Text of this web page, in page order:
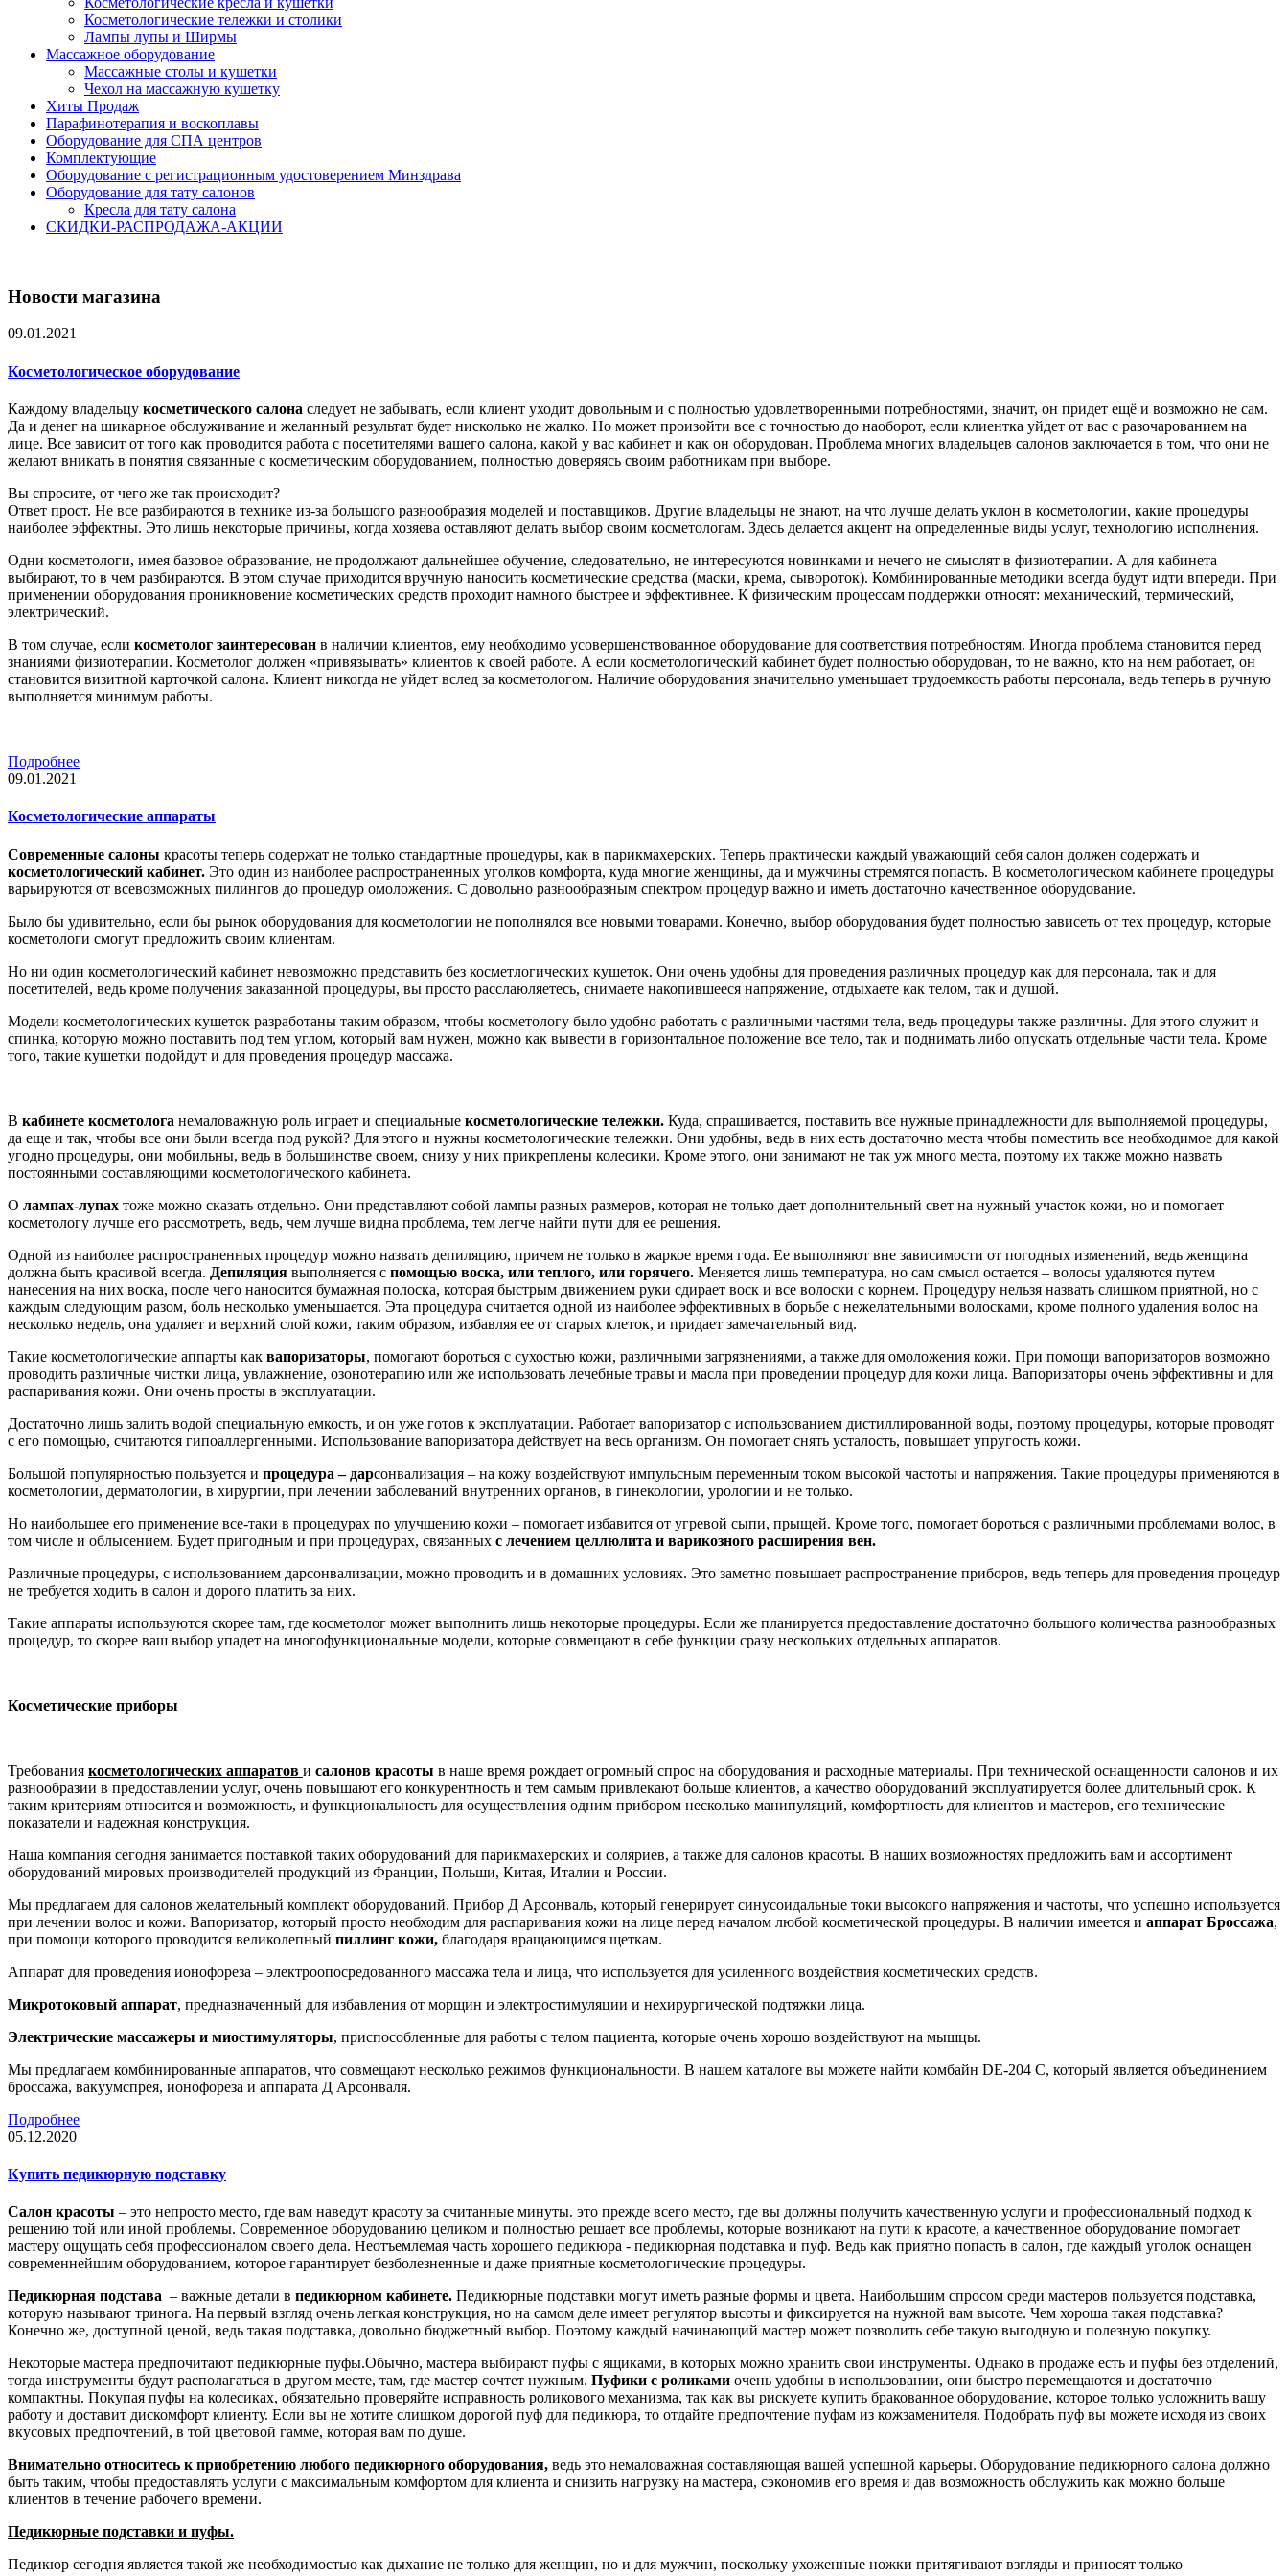
Косметологические тележки и столики
Лампы лупы и Ширмы
Массажное оборудование
Массажные столы и кушетки
Чехол на массажную кушетку
Хиты Продаж
Парафинотерапия и воскоплавы
Оборудование для СПА центров
Комплектующие
Оборудование с регистрационным удостоверением Минздрава
Оборудование для тату салонов
Кресла для тату салона
СКИДКИ-РАСПРОДАЖА-АКЦИИ
Новости магазина
09.01.2021
Косметологическое оборудование
Каждому владельцу косметического салона следует не забывать, если клиент уходит довольным и с полностью удовлетворенными потребностями, значит, он придет ещё и возможно не сам.
Да и денег на шикарное обслуживание и желанный результат будет нисколько не жалко. Но может произойти все с точностью до наоборот, если клиентка уйдет от вас с разочарованием на
лице. Все зависит от того как проводится работа с посетителями вашего салона, какой у вас кабинет и как он оборудован. Проблема многих владельцев салонов заключается в том, что они не
желают вникать в понятия связанные с косметическим оборудованием, полностью доверяясь своим работникам при выборе.
Вы спросите, от чего же так происходит?
Ответ прост. Не все разбираются в технике из-за большого разнообразия моделей и поставщиков. Другие владельцы не знают, на что лучше делать уклон в косметологии, какие процедуры
наиболее эффектны. Это лишь некоторые причины, когда хозяева оставляют делать выбор своим косметологам. Здесь делается акцент на определенные виды услуг, технологию исполнения.
Одни косметологи, имея базовое образование, не продолжают дальнейшее обучение, следовательно, не интересуются новинками и нечего не смыслят в физиотерапии. А для кабинета
выбирают, то в чем разбираются. В этом случае приходится вручную наносить косметические средства (маски, крема, сывороток). Комбинированные методики всегда будут идти впереди. При
применении оборудования проникновение косметических средств проходит намного быстрее и эффективнее. К физическим процессам поддержки относят: механический, термический,
электрический.
В том случае, если косметолог заинтересован в наличии клиентов, ему необходимо усовершенствованное оборудование для соответствия потребностям. Иногда проблема становится перед
знаниями физиотерапии. Косметолог должен «привязывать» клиентов к своей работе. А если косметологический кабинет будет полностью оборудован, то не важно, кто на нем работает, он
становится визитной карточкой салона. Клиент никогда не уйдет вслед за косметологом. Наличие оборудования значительно уменьшает трудоемкость работы персонала, ведь теперь в ручную
выполняется минимум работы.
Подробнее
09.01.2021
Косметологические аппараты
Современные салоны красоты теперь содержат не только стандартные процедуры, как в парикмахерских. Теперь практически каждый уважающий себя салон должен содержать и
косметологический кабинет. Это один из наиболее распространенных уголков комфорта, куда многие женщины, да и мужчины стремятся попасть. В косметологическом кабинете процедуры
варьируются от всевозможных пилингов до процедур омоложения. С довольно разнообразным спектром процедур важно и иметь достаточно качественное оборудование.
Было бы удивительно, если бы рынок оборудования для косметологии не пополнялся все новыми товарами. Конечно, выбор оборудования будет полностью зависеть от тех процедур, которые
косметологи смогут предложить своим клиентам.
Но ни один косметологический кабинет невозможно представить без косметлогических кушеток. Они очень удобны для проведения различных процедур как для персонала, так и для
посетителей, ведь кроме получения заказанной процедуры, вы просто расслаюляетесь, снимаете накопившееся напряжение, отдыхаете как телом, так и душой.
Модели косметологических кушеток разработаны таким образом, чтобы косметологу было удобно работать с различными частями тела, ведь процедуры также различны. Для этого служит и
спинка, которую можно поставить под тем углом, который вам нужен, можно как вывести в горизонтальное положение все тело, так и поднимать либо опускать отдельные части тела. Кроме
того, такие кушетки подойдут и для проведения процедур массажа.
В кабинете косметолога немаловажную роль играет и специальные косметологические тележки. Куда, спрашивается, поставить все нужные принадлежности для выполняемой процедуры,
да еще и так, чтобы все они были всегда под рукой? Для этого и нужны косметологические тележки. Они удобны, ведь в них есть достаточно места чтобы поместить все необходимое для какой
угодно процедуры, они мобильны, ведь в большинстве своем, снизу у них прикреплены колесики. Кроме этого, они занимают не так уж много места, поэтому их также можно назвать
постоянными составляющими косметологического кабинета.
О лампах-лупах тоже можно сказать отдельно. Они представляют собой лампы разных размеров, которая не только дает дополнительный свет на нужный участок кожи, но и помогает
косметологу лучше его рассмотреть, ведь, чем лучше видна проблема, тем легче найти пути для ее решения.
Одной из наиболее распространенных процедур можно назвать депиляцию, причем не только в жаркое время года. Ее выполняют вне зависимости от погодных изменений, ведь женщина
должна быть красивой всегда. Депиляция выполняется с помощью воска, или теплого, или горячего. Меняется лишь температура, но сам смысл остается – волосы удаляются путем
нанесения на них воска, после чего наносится бумажная полоска, которая быстрым движением руки сдирает воск и все волоски с корнем. Процедуру нельзя назвать слишком приятной, но с
каждым следующим разом, боль несколько уменьшается. Эта процедура считается одной из наиболее эффективных в борьбе с нежелательными волосками, кроме полного удаления волос на
несколько недель, она удаляет и верхний слой кожи, таким образом, избавляя ее от старых клеток, и придает замечательный вид.
Такие косметологические аппарты как вапоризаторы, помогают бороться с сухостью кожи, различными загрязнениями, а также для омоложения кожи. При помощи вапоризаторов возможно
проводить различные чистки лица, увлажнение, озонотерапию или же использовать лечебные травы и масла при проведении процедур для кожи лица. Вапоризаторы очень эффективны и для
распаривания кожи. Они очень просты в эксплуатации.
Достаточно лишь залить водой специальную емкость, и он уже готов к эксплуатации. Работает вапоризатор с использованием дистиллированной воды, поэтому процедуры, которые проводят
с его помощью, считаются гипоаллергенными. Использование вапоризатора действует на весь организм. Он помогает снять усталость, повышает упругость кожи.
Большой популярностью пользуется и процедура – дарсонвализация – на кожу воздействуют импульсным переменным током высокой частоты и напряжения. Такие процедуры применяются в
косметологии, дерматологии, в хирургии, при лечении заболеваний внутренних органов, в гинекологии, урологии и не только.
Но наибольшее его применение все-таки в процедурах по улучшению кожи – помогает избавится от угревой сыпи, прыщей. Кроме того, помогает бороться с различными проблемами волос, в
том числе и облысением. Будет пригодным и при процедурах, связанных с лечением целлюлита и варикозного расширения вен.
Различные процедуры, с использованием дарсонвализации, можно проводить и в домашних условиях. Это заметно повышает распространение приборов, ведь теперь для проведения процедур
не требуется ходить в салон и дорого платить за них.
Такие аппараты используются скорее там, где косметолог может выполнить лишь некоторые процедуры. Если же планируется предоставление достаточно большого количества разнообразных
процедур, то скорее ваш выбор упадет на многофункциональные модели, которые совмещают в себе функции сразу нескольких отдельных аппаратов.
Косметические приборы
Требования косметологических аппаратов и салонов красоты в наше время рождает огромный спрос на оборудования и расходные материалы. При технической оснащенности салонов и их
разнообразии в предоставлении услуг, очень повышают его конкурентность и тем самым привлекают больше клиентов, а качество оборудований эксплуатируется более длительный срок. К
таким критериям относится и возможность, и функциональность для осуществления одним прибором несколько манипуляций, комфортность для клиентов и мастеров, его технические
показатели и надежная конструкция.
Наша компания сегодня занимается поставкой таких оборудований для парикмахерских и соляриев, а также для салонов красоты. В наших возможностях предложить вам и ассортимент
оборудований мировых производителей продукций из Франции, Польши, Китая, Италии и России.
Мы предлагаем для салонов желательный комплект оборудований. Прибор Д Арсонваль, который генерирует синусоидальные токи высокого напряжения и частоты, что успешно используется
при лечении волос и кожи. Вапоризатор, который просто необходим для распаривания кожи на лице перед началом любой косметической процедуры. В наличии имеется и аппарат Броссажа,
при помощи которого проводится великолепный пиллинг кожи, благодаря вращающимся щеткам.
Аппарат для проведения ионофореза – электроопосредованного массажа тела и лица, что используется для усиленного воздействия косметических средств.
Микротоковый аппарат, предназначенный для избавления от морщин и электростимуляции и нехирургической подтяжки лица.
Электрические массажеры и миостимуляторы, приспособленные для работы с телом пациента, которые очень хорошо воздействуют на мышцы.
Мы предлагаем комбинированные аппаратов, что совмещают несколько режимов функциональности. В нашем каталоге вы можете найти комбайн DE-204 C, который является объединением
броссажа, вакуумспрея, ионофореза и аппарата Д Арсонваля.
Подробнее
05.12.2020
Купить педикюрную подставку
Салон красоты – это непросто место, где вам наведут красоту за считанные минуты. это прежде всего место, где вы должны получить качественную услуги и профессиональный подход к
решению той или иной проблемы. Современное оборудованию целиком и полностью решает все проблемы, которые возникают на пути к красоте, а качественное оборудование помогает
мастеру ощущать себя профессионалом своего дела. Неотъемлемая часть хорошего педикюра - педикюрная подставка и пуф. Ведь как приятно попасть в салон, где каждый уголок оснащен
современнейшим оборудованием, которое гарантирует безболезненные и даже приятные косметологические процедуры.
Педикюрная подстава – важные детали в педикюрном кабинете. Педикюрные подставки могут иметь разные формы и цвета. Наибольшим спросом среди мастеров пользуется подставка,
которую называют тринога. На первый взгляд очень легкая конструкция, но на самом деле имеет регулятор высоты и фиксируется на нужной вам высоте. Чем хороша такая подставка?
Конечно же, доступной ценой, ведь такая подставка, довольно бюджетный выбор. Поэтому каждый начинающий мастер может позволить себе такую выгодную и полезную покупку.
Некоторые мастера предпочитают педикюрные пуфы.Обычно, мастера выбирают пуфы с ящиками, в которых можно хранить свои инструменты. Однако в продаже есть и пуфы без отделений,
тогда инструменты будут располагаться в другом месте, там, где мастер сочтет нужным. Пуфики с роликами очень удобны в использовании, они быстро перемещаются и достаточно
компактны. Покупая пуфы на колесиках, обязательно проверяйте исправность роликового механизма, так как вы рискуете купить бракованное оборудование, которое только усложнить вашу
работу и доставит дискомфорт клиенту. Если вы не хотите слишком дорогой пуф для педикюра, то отдайте предпочтение пуфам из кожзаменителя. Подобрать пуф вы можете исходя из своих
вкусовых предпочтений, в той цветовой гамме, которая вам по душе.
Внимательно относитесь к приобретению любого педикюрного оборудования, ведь это немаловажная составляющая вашей успешной карьеры. Оборудование педикюрного салона должно
быть таким, чтобы предоставлять услуги с максимальным комфортом для клиента и снизить нагрузку на мастера, сэкономив его время и дав возможность обслужить как можно больше
клиентов в течение рабочего времени.
Педикюрные подставки и пуфы.
Педикюр сегодня является такой же необходимостью как дыхание не только для женщин, но и для мужчин, поскольку ухоженные ножки притягивают взгляды и приносят только